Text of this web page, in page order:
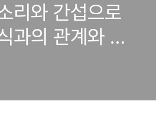
리와 간섭으로
과의 관계와 해